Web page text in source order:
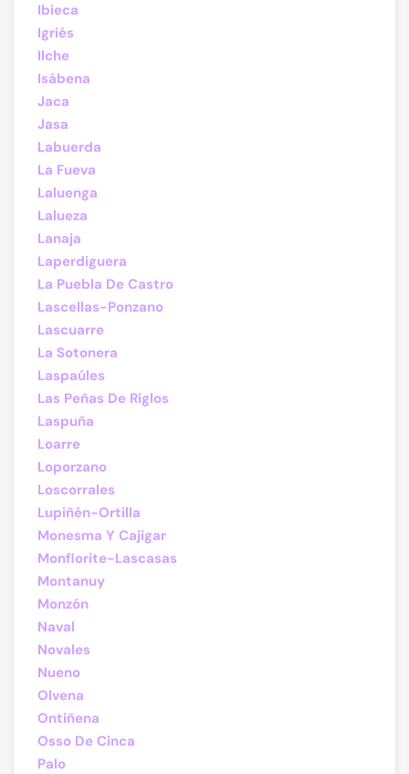
Ibieca
Igriés
Ilche
Isábena
Jaca
Jasa
Labuerda
La Fueva
Laluenga
Lalueza
Lanaja
Laperdiguera
La Puebla De Castro
Lascellas-Ponzano
Lascuarre
La Sotonera
Laspaúles
Las Peñas De Riglos
Laspuña
Loarre
Loporzano
Loscorrales
Lupiñén-Ortilla
Monesma Y Cajigar
Monflorite-Lascasas
Montanuy
Monzón
Naval
Novales
Nueno
Olvena
Ontiñena
Osso De Cinca
Palo